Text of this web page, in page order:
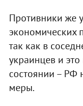
Противники же
экономических
так как в
украинцев и
состоянии – РФ
меры.